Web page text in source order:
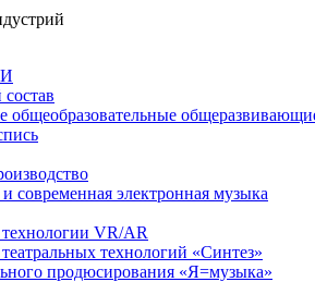
общеобразовательные
современная электронная музыка
VR/AR
технологий «Синтез»
продюсирования «Я=музыка»